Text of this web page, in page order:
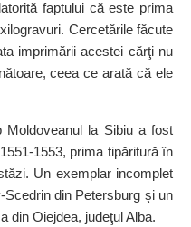
faptului că este prima
Cercetările făcute
imprimării acestei cărţi nu
ceea ce arată că ele
la Sibiu a fost
prima tipăritură în
Un exemplar incomplet
din Petersburg şi un
din Oiejdea, judeţul Alba.